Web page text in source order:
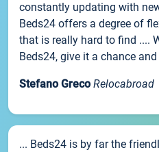
constantly updating with
Beds24 offers a degree of
that is really hard to find ....
Beds24, give it a chance
Stefano Greco Relocabroad
... Beds24 is by far the